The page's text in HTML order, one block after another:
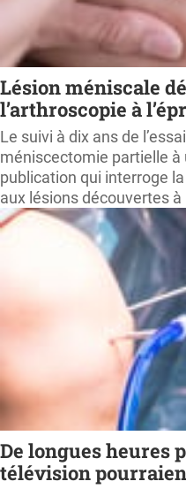
Lésion méniscale
l’arthroscopie à
Le suivi à dix ans de
méniscectomie partielle à
publication qui interroge
aux lésions découvertes à
De longues heures
télévision